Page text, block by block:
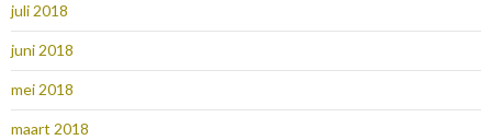
juli 2018
juni 2018
mei 2018
maart 2018